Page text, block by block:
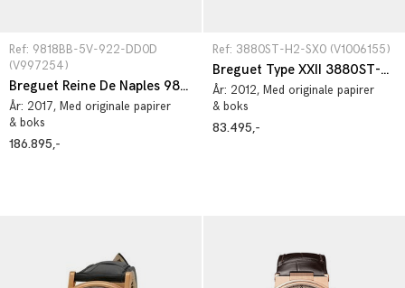
Ref: 9818BB-5V-922-DD0D
(V997254)
Breguet Reine De Naples 9818BB-5V-922-DD0D
År: 2017, Med originale papirer
& boks
186.895,-
Ref: 3880ST-H2-SX0 (V1006155)
Breguet Type XXII 3880ST-H2-SX0
År: 2012, Med originale papirer
& boks
83.495,-